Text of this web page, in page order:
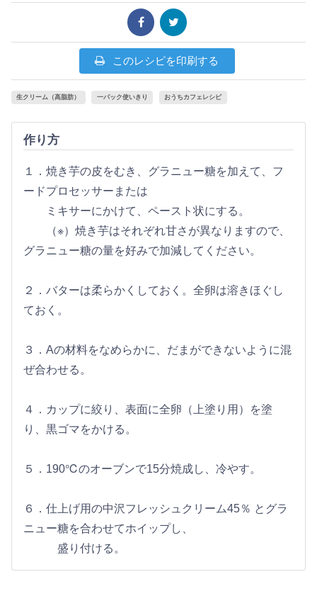
このレシピを印刷する
生クリーム（高脂肪） 一パック使いきり おうちカフェレシピ
作り方
１．焼き芋の皮をむき、グラニュー糖を加えて、フ
ードプロセッサーまたは
ミキサーにかけて、ペースト状にする。
（※）焼き芋はそれぞれ甘さが異なりますので、
グラニュー糖の量を好みで加減してください。
２．バターは柔らかくしておく。全卵は溶きほぐし
ておく。
３．Aの材料をなめらかに、だまができないように混
ぜ合わせる。
４．カップに絞り、表面に全卵（上塗り用）を塗
り、黒ゴマをかける。
５．190℃のオーブンで15分焼成し、冷やす。
６．仕上げ用の中沢フレッシュクリーム45％ とグラ
ニュー糖を合わせてホイップし、
盛り付ける。